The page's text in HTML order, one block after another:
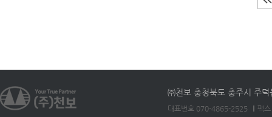
㈜천보 충청북도 충주시 주
대표번호 070-4865-2525
팩